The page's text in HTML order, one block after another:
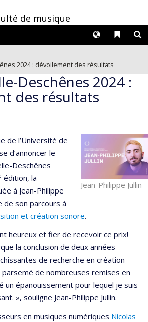
de musique
Liens
Langues
2024 : dévoilement des résultats
Deschênes 2024 :
des résultats
Jean-Philippe Jullin
de l’Université de
d’annoncer le
Deschênes
édition, la
à Jean-Philippe
de son parcours à
et création sonore.
heureux et fier de recevoir ce prix!
la conclusion de deux années
de recherche en création
de nombreuses remises en
un épanouissement pour lequel je suis
», souligne Jean-Philippe Jullin.
en musiques numériques Nicolas